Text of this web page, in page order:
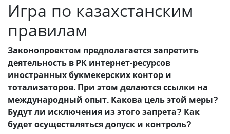
Игра по казахстанским
правилам
Законопроектом предполагается запретить
деятельность в РК интернет-ресурсов
иностранных букмекерских контор и
тотализаторов. При этом делаются ссылки на
международный опыт. Какова цель этой меры?
Будут ли исключения из этого запрета? Как
будет осуществляться допуск и контроль?